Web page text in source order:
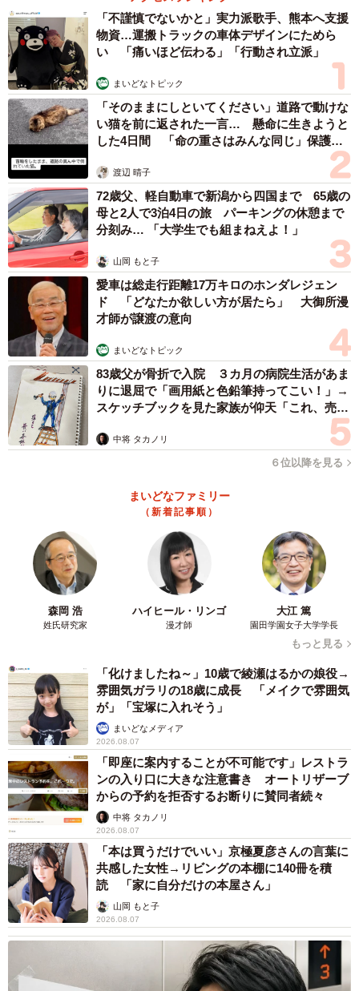
Nさんは通算で10日ほどテレワークを行いましたが、その
結果取得せざるを得なかった有給休暇は5日。Nさんは「社
風としてあまり意見が通らないのでこういうことは日常茶
飯事」と、あきらめ顔です。今後懸念されているコロナの
第8波を前に、有給休暇の日数が足りるのかどうか心配して
います。
実際、Nさんの身の回りの社員の中には、テレワークによっ
て減った有給休暇の残り日数のことを気にして、体調が優
れないときに無理に出勤していた人もいたようです。
社労士「労働基準法違反の可能性も」
このようなテレワークと有給休暇をめぐる会社側の指示に
ついて、人事労務の専門家の立場から見た場合、どのよう
な問題があるのでしょうか。社会保険労務士の三谷文夫さ
んに話を聞きました。
――Nさんのお話について、労務管理の法律や制度の視点か
らはどのようなことが考えられますか。
利であり、原則として労働者の請求する日に与えなければ
ならないものです。例外は、業務の都合上、どうしてもそ
の日に年次有給休暇を取得してもらうと困る、といった事
情がある場合に限られ、その際も会社は取得日の変更を求
めることしかできません（労働基準法39条）。
そのため、労働者の同意もなく一方的に会社が指示して取
得させることはできません。これは、丸一日の年次有給休
暇でなく、半日単位での年次有給休暇であっても同様で
す。よって、「テレワークを行った日＝半日有休休暇取得
日」と労働者の同意もなく会社の一方的な指示で運用して
いる点が問題となります。
――社員のみなさんは改善を求めることができるのでしょ
うか。
三谷さん：今回の運用は労働基準法違反の可能性が高いの
で、改善を求めることができます。会社に就業規則がある
場合には、年次有給休暇に関する項目を確認し、その通り
の運用がなされていない場合には、就業規則通りの運用が
できていない点を指摘することができるでしょう。
下記の改善方法も参考に、会社あるいは労務担当者にその
「不謹慎でないかと」実力派歌手、熊本へ支援
物資…運搬トラックの車体デザインにためら
い 「痛いほど伝わる」「行動され立派」
まいどなトピック
「そのままにしといてください」道路で動けな
い猫を前に返された一言… 懸命に生きようと
した4日間 「命の重さはみんな同じ」保護団
渡辺 晴子
72歳父、軽自動車で新潟から四国まで 65歳の
母と2人で3泊4日の旅 パーキングの休憩まで
分刻み… 「大学生でも組まねえよ！」
山岡 もと子
愛車は総走行距離17万キロのホンダレジェン
ド 「どなたか欲しい方が居たら」 大御所漫
才師が譲渡の意向
まいどなトピック
83歳父が骨折で入院 ３カ月の病院生活があま
りに退屈で「画用紙と色鉛筆持ってこい！」→
スケッチブックを見た家族が仰天「これ、売れ
中将 タカノリ
６位以降を見る
まいどなファミリー
（新着記事順）
森岡 浩
姓氏研究家
ハイヒール・リンゴ
漫才師
大江 篤
園田学園女子大学学長
もっと見る
「化けましたね～」10歳で綾瀬はるかの娘役→
雰囲気ガラリの18歳に成長 「メイクで雰囲気
が」「宝塚に入れそう」
まいどなメディア
2026.08.07
「即座に案内することが不可能です」レストラ
ンの入り口に大きな注意書き オートリザーブ
からの予約を拒否するお断りに賛同者続々
中将 タカノリ
2026.08.07
「本は買うだけでいい」京極夏彦さんの言葉に
共感した女性→リビングの本棚に140冊を積
読 「家に自分だけの本屋さん」
山岡 もと子
2026.08.07